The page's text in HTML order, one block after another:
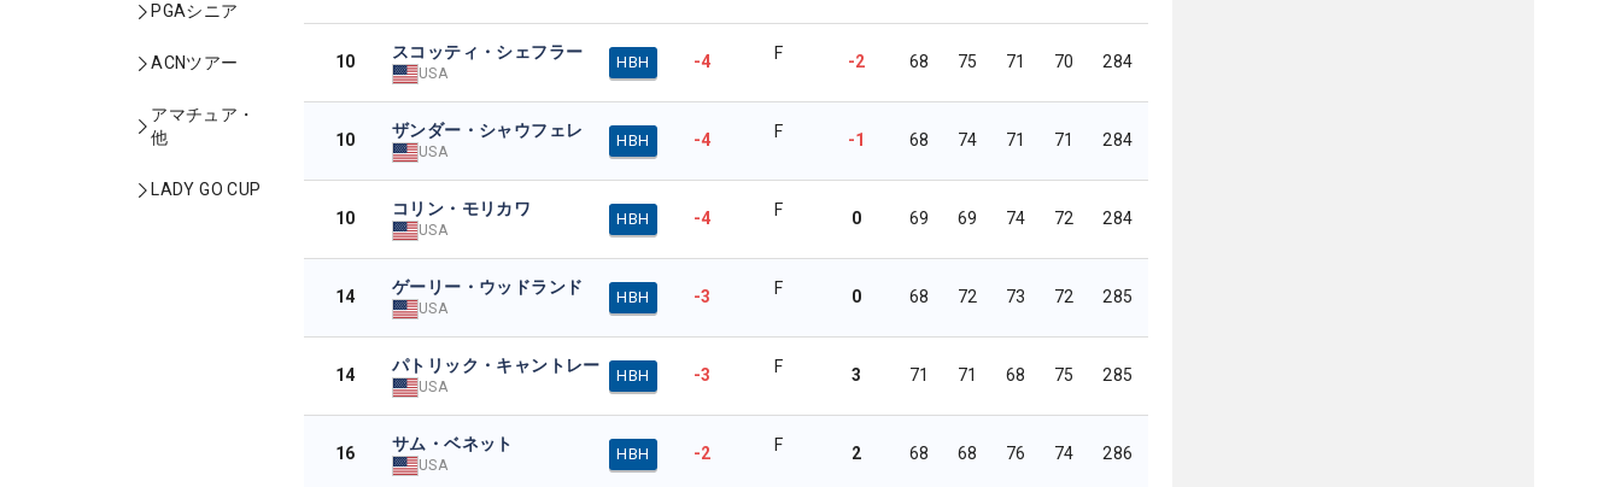
PGAシニア
ACNツアー
アマチュア・
他
LADY GO CUP
10 スコッティ・シェフラー
USA
HBH -4 F -2 68 75 71 70 284
10 ザンダー・シャウフェレ
USA
HBH -4 F -1 68 74 71 71 284
10 コリン・モリカワ
USA
HBH -4 F 0 69 69 74 72 284
14 ゲーリー・ウッドランド
USA
HBH -3 F 0 68 72 73 72 285
14 パトリック・キャントレー
USA
HBH -3 F 3 71 71 68 75 285
16 サム・ベネット
USA
HBH -2 F 2 68 68 76 74 286